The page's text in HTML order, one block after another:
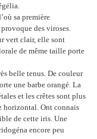
sa première
des viroses.
vert clair, elle sont
de même taille porte
belle tenus. De couleur
une barbe orangé. La
et les crêtes sont plus
horizontal. Ont connais
de cette iris. Une
encore peu